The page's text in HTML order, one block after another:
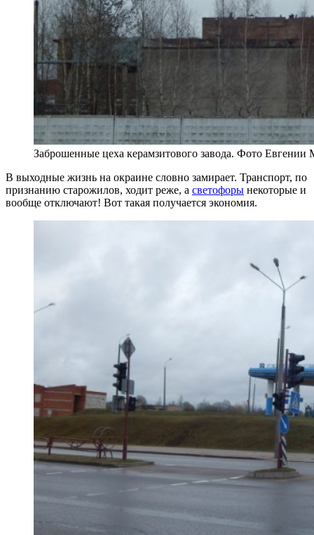
Заброшенные цеха керамзитового завода. Фото Евгении
В выходные жизнь на окраине словно замирает. Транспорт, по
признанию старожилов, ходит реже, а светофоры некоторые и
вообще отключают! Вот такая получается экономия.